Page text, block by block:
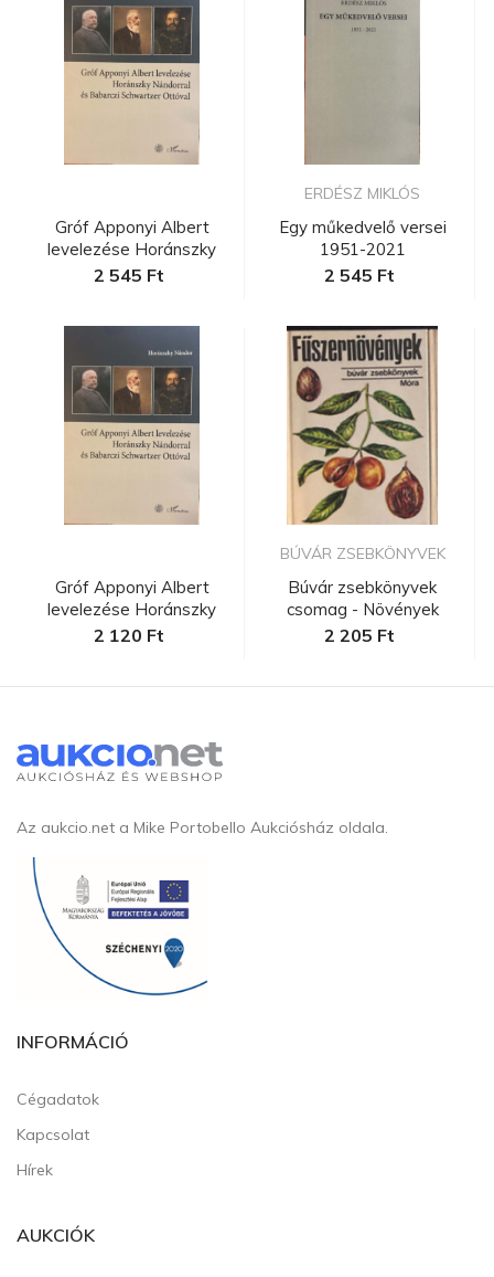
Gróf Apponyi Albert
levelezése Horánszky
Nándorra...
2 545 Ft
Gróf Apponyi Albert
levelezése Horánszky
Nándorra...
2 120 Ft
ERDÉSZ MIKLÓS
Egy műkedvelő versei
1951-2021
2 545 Ft
BÚVÁR ZSEBKÖNYVEK
Búvár zsebkönyvek
csomag - Növények
2 205 Ft
Az aukcio.net a Mike Portobello Aukciósház oldala.
INFORMÁCIÓ
Cégadatok
Kapcsolat
Hírek
AUKCIÓK